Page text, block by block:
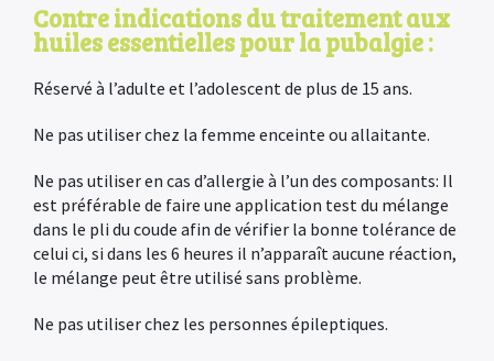
Contre indications du traitement aux
huiles essentielles pour la pubalgie :
Réservé à l’adulte et l’adolescent de plus de 15 ans.
Ne pas utiliser chez la femme enceinte ou allaitante.
Ne pas utiliser en cas d’allergie à l’un des composants: Il
est préférable de faire une application test du mélange
dans le pli du coude afin de vérifier la bonne tolérance de
celui ci, si dans les 6 heures il n’apparaît aucune réaction,
le mélange peut être utilisé sans problème.
Ne pas utiliser chez les personnes épileptiques.